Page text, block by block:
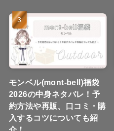
モンベル(mont-bell)福袋
2026の中身ネタバレ！予
約方法や再販、口コミ・購
入するコツについても紹